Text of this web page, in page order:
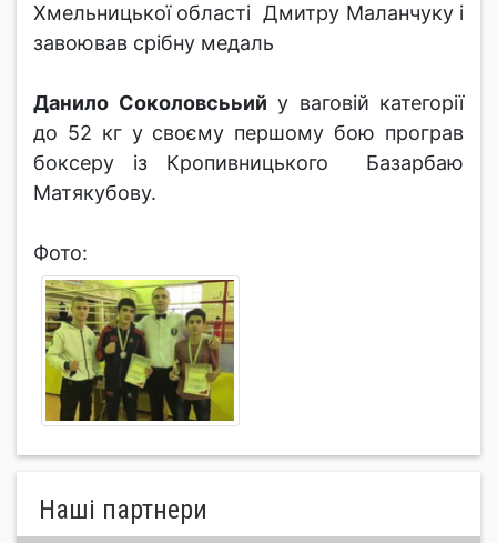
Хмельницької області Дмитру Маланчуку і
завоював срібну медаль
Данило Соколовсььий у ваговій категорії
до 52 кг у своєму першому бою програв
боксеру із Кропивницького Базарбаю
Матякубову.
Фото:
Нашi партнери